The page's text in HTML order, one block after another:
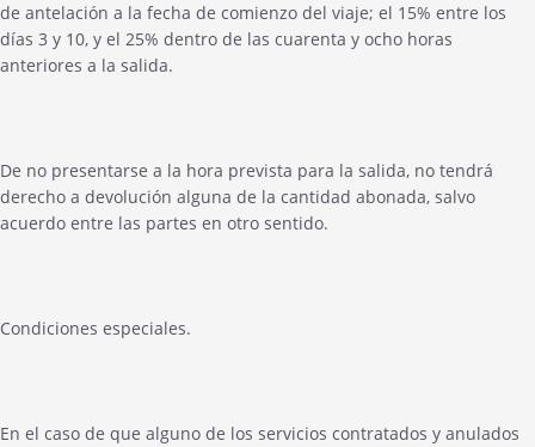
de antelación a la fecha de comienzo del viaje; el 15% entre los
días 3 y 10, y el 25% dentro de las cuarenta y ocho horas
anteriores a la salida.
De no presentarse a la hora prevista para la salida, no tendrá
derecho a devolución alguna de la cantidad abonada, salvo
acuerdo entre las partes en otro sentido.
Condiciones especiales.
En el caso de que alguno de los servicios contratados y anulados